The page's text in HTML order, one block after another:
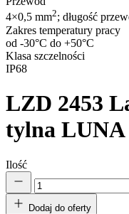
4×0,5 mm2; długość
Zakres temperatury pracy
od -30°C do +50°C
Klasa szczelności
IP68
LZD 2453
tylna LUNA
Ilość
Dodaj do oferty